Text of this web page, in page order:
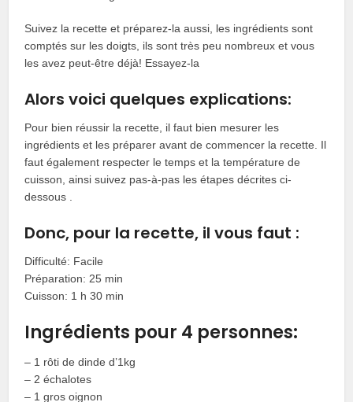
Suivez la recette et préparez-la aussi, les ingrédients sont
comptés sur les doigts, ils sont très peu nombreux et vous
les avez peut-être déjà! Essayez-la
Alors voici quelques explications:
Pour bien réussir la recette, il faut bien mesurer les
ingrédients et les préparer avant de commencer la recette. Il
faut également respecter le temps et la température de
cuisson, ainsi suivez pas-à-pas les étapes décrites ci-
dessous .
Donc, pour la recette, il vous faut :
Difficulté: Facile
Préparation: 25 min
Cuisson: 1 h 30 min
Ingrédients pour 4 personnes:
– 1 rôti de dinde d’1kg
– 2 échalotes
– 1 gros oignon